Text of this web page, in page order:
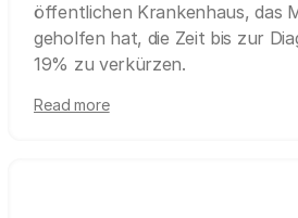
öffentlichen Krankenhaus, das
geholfen hat, die Zeit bis zur
19% zu verkürzen.
Read more